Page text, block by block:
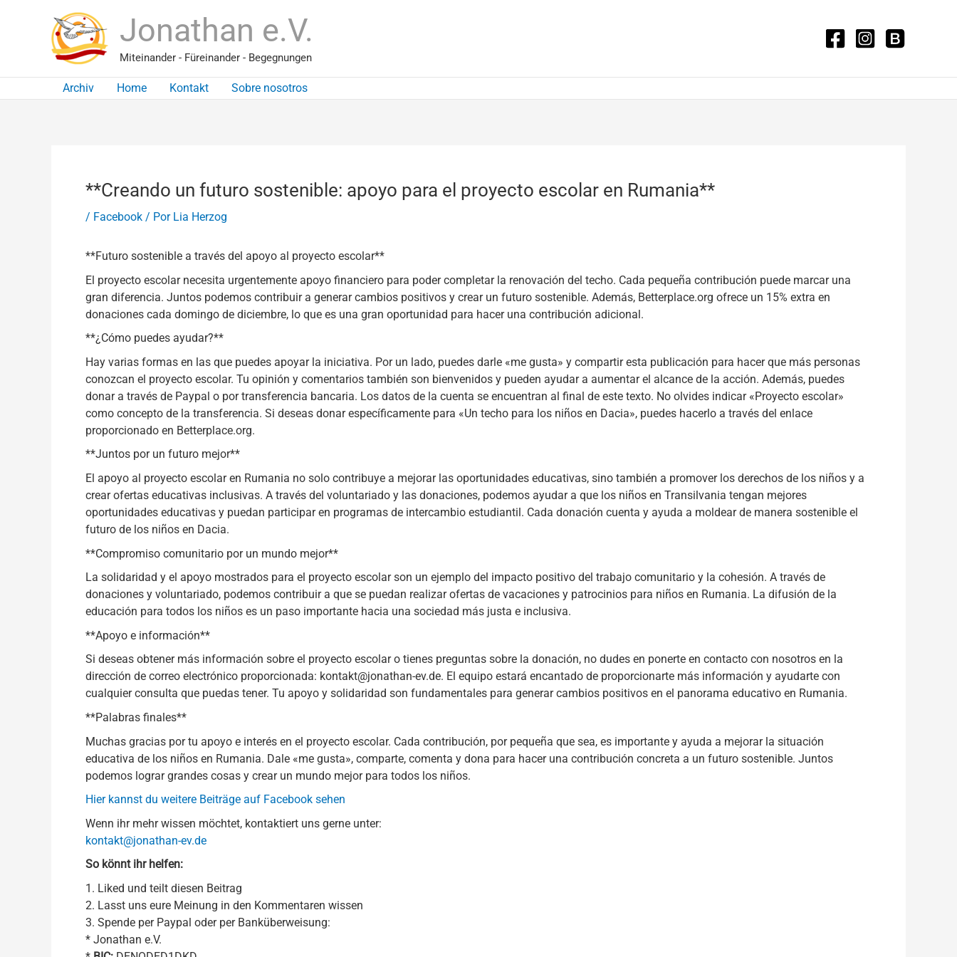
Jonathan e.V.
Miteinander - Füreinander - Begegnungen
Archiv Home Kontakt Sobre nosotros
**Creando un futuro sostenible: apoyo para el proyecto escolar en Rumania**
/ Facebook / Por Lia Herzog
**Futuro sostenible a través del apoyo al proyecto escolar**
El proyecto escolar necesita urgentemente apoyo financiero para poder completar la renovación del techo. Cada pequeña contribución puede marcar una
gran diferencia. Juntos podemos contribuir a generar cambios positivos y crear un futuro sostenible. Además, Betterplace.org ofrece un 15% extra en
donaciones cada domingo de diciembre, lo que es una gran oportunidad para hacer una contribución adicional.
**¿Cómo puedes ayudar?**
Hay varias formas en las que puedes apoyar la iniciativa. Por un lado, puedes darle «me gusta» y compartir esta publicación para hacer que más personas
conozcan el proyecto escolar. Tu opinión y comentarios también son bienvenidos y pueden ayudar a aumentar el alcance de la acción. Además, puedes
donar a través de Paypal o por transferencia bancaria. Los datos de la cuenta se encuentran al final de este texto. No olvides indicar «Proyecto escolar»
como concepto de la transferencia. Si deseas donar específicamente para «Un techo para los niños en Dacia», puedes hacerlo a través del enlace
proporcionado en Betterplace.org.
**Juntos por un futuro mejor**
El apoyo al proyecto escolar en Rumania no solo contribuye a mejorar las oportunidades educativas, sino también a promover los derechos de los niños y a
crear ofertas educativas inclusivas. A través del voluntariado y las donaciones, podemos ayudar a que los niños en Transilvania tengan mejores
oportunidades educativas y puedan participar en programas de intercambio estudiantil. Cada donación cuenta y ayuda a moldear de manera sostenible el
futuro de los niños en Dacia.
**Compromiso comunitario por un mundo mejor**
La solidaridad y el apoyo mostrados para el proyecto escolar son un ejemplo del impacto positivo del trabajo comunitario y la cohesión. A través de
donaciones y voluntariado, podemos contribuir a que se puedan realizar ofertas de vacaciones y patrocinios para niños en Rumania. La difusión de la
educación para todos los niños es un paso importante hacia una sociedad más justa e inclusiva.
**Apoyo e información**
Si deseas obtener más información sobre el proyecto escolar o tienes preguntas sobre la donación, no dudes en ponerte en contacto con nosotros en la
dirección de correo electrónico proporcionada: kontakt@jonathan-ev.de. El equipo estará encantado de proporcionarte más información y ayudarte con
cualquier consulta que puedas tener. Tu apoyo y solidaridad son fundamentales para generar cambios positivos en el panorama educativo en Rumania.
**Palabras finales**
Muchas gracias por tu apoyo e interés en el proyecto escolar. Cada contribución, por pequeña que sea, es importante y ayuda a mejorar la situación
educativa de los niños en Rumania. Dale «me gusta», comparte, comenta y dona para hacer una contribución concreta a un futuro sostenible. Juntos
podemos lograr grandes cosas y crear un mundo mejor para todos los niños.
Hier kannst du weitere Beiträge auf Facebook sehen
Wenn ihr mehr wissen möchtet, kontaktiert uns gerne unter:
kontakt@jonathan-ev.de
So könnt ihr helfen:
1. Liked und teilt diesen Beitrag
2. Lasst uns eure Meinung in den Kommentaren wissen
3. Spende per Paypal oder per Banküberweisung:
* Jonathan e.V.